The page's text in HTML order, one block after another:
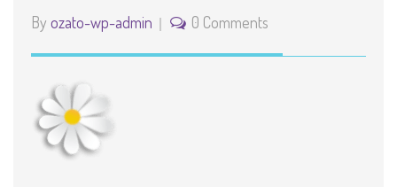
By ozato-wp-admin 0 Comments